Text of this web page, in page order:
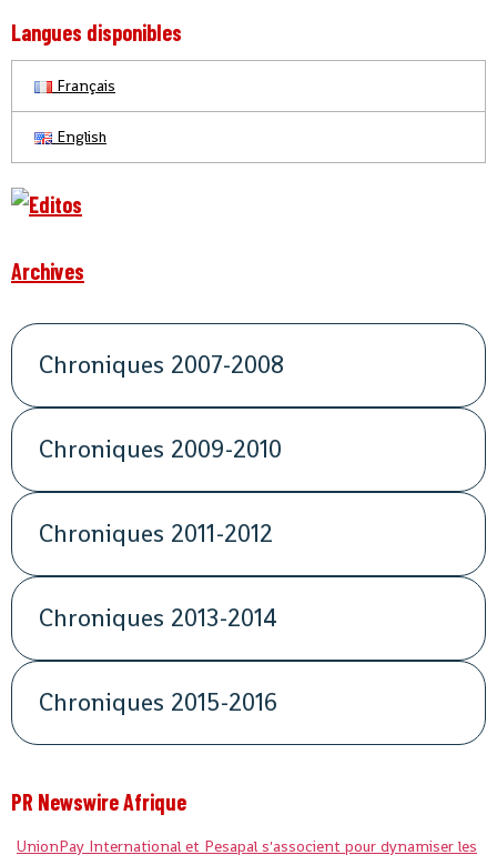
Langues disponibles
Français
English
Archives
Chroniques 2007-2008
Chroniques 2009-2010
Chroniques 2011-2012
Chroniques 2013-2014
Chroniques 2015-2016
PR Newswire Afrique
UnionPay International et Pesapal s'associent pour dynamiser les